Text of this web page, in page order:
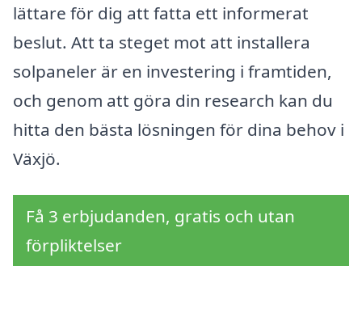
lättare för dig att fatta ett informerat
beslut. Att ta steget mot att installera
solpaneler är en investering i framtiden,
och genom att göra din research kan du
hitta den bästa lösningen för dina behov i
Växjö.
Få 3 erbjudanden, gratis och utan
förpliktelser